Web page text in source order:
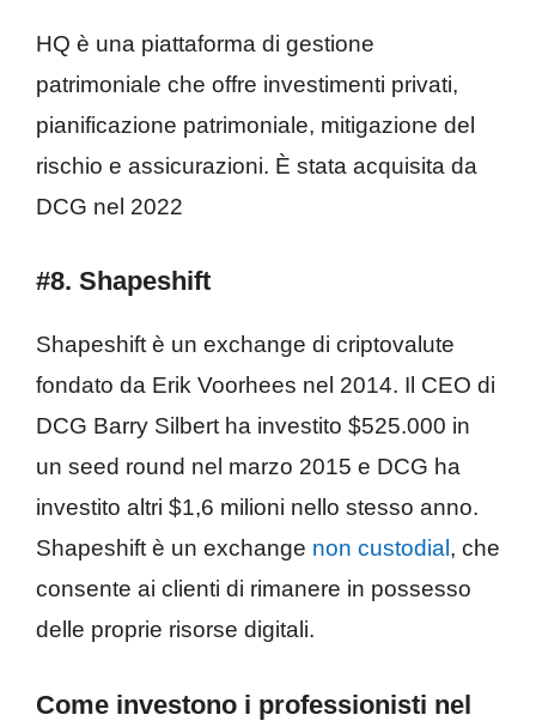
HQ è una piattaforma di gestione
patrimoniale che offre investimenti privati,
pianificazione patrimoniale, mitigazione del
rischio e assicurazioni. È stata acquisita da
DCG nel 2022
#8. Shapeshift
Shapeshift è un exchange di criptovalute
fondato da Erik Voorhees nel 2014. Il CEO di
DCG Barry Silbert ha investito $525.000 in
un seed round nel marzo 2015 e DCG ha
investito altri $1,6 milioni nello stesso anno.
Shapeshift è un exchange non custodial , che
consente ai clienti di rimanere in possesso
delle proprie risorse digitali.
Come investono i professionisti nel